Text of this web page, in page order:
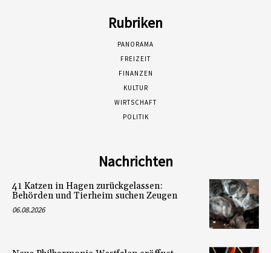
Rubriken
PANORAMA
FREIZEIT
FINANZEN
KULTUR
WIRTSCHAFT
POLITIK
Nachrichten
41 Katzen in Hagen zurückgelassen:
Behörden und Tierheim suchen Zeugen
06.08.2026